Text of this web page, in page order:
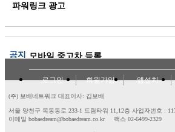
파워링크 광고
공지 모바일 중고차 등록
로그인 회원가입 앱설치
(주) 보배네트워크 대표이사: 김보배
서울 양천구 목동동로 233-1 드림타워 11,12층 사업자번호 :
이메일 bobaedream@bobaedream.co.kr
팩스 02-6499-2329